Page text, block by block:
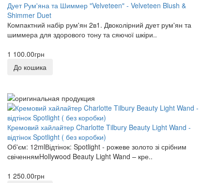
Дует Рум'яна та Шиммер "Velveteen" - Velveteen Blush &
Shimmer Duet
Компактний набір рум'ян 2в1. Двоколірний дует рум'ян та
шиммера для здорового тону та сяючої шкіри..
1 100.00грн
До кошика
Кремовий хайлайтер Charlotte Tilbury Beauty Light Wand -
відтінок Spotlight ( без коробки)
Об'єм: 12mlВідтінок: Spotlight - рожеве золото зі срібним
свіченнямHollywood Beauty Light Wand – кре..
1 250.00грн